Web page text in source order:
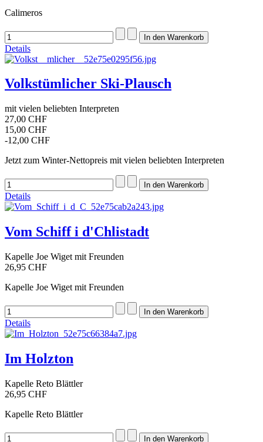
Calimeros
Details
Volkstümlicher Ski-Plausch
mit vielen beliebten Interpreten
27,00 CHF
15,00 CHF
-12,00 CHF
Jetzt zum Winter-Nettopreis mit vielen beliebten Interpreten
Details
Vom Schiff i d'Chlistadt
Kapelle Joe Wiget mit Freunden
26,95 CHF
Kapelle Joe Wiget mit Freunden
Details
Im Holzton
Kapelle Reto Blättler
26,95 CHF
Kapelle Reto Blättler